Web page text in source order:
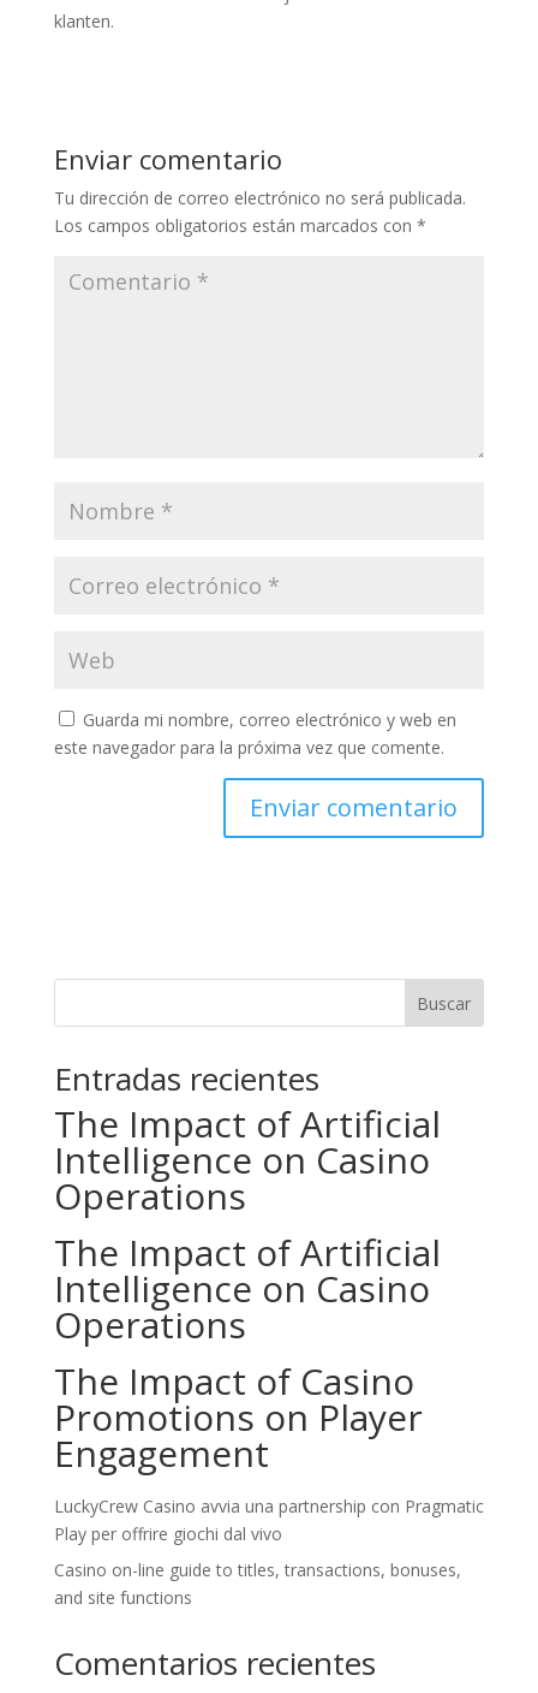
klanten.
Enviar comentario
Tu dirección de correo electrónico no será publicada.
Los campos obligatorios están marcados con *
Guarda mi nombre, correo electrónico y web en
este navegador para la próxima vez que comente.
Buscar
Entradas recientes
The Impact of Artificial
Intelligence on Casino
Operations
The Impact of Artificial
Intelligence on Casino
Operations
The Impact of Casino
Promotions on Player
Engagement
LuckyCrew Casino avvia una partnership con Pragmatic
Play per offrire giochi dal vivo
Casino on-line guide to titles, transactions, bonuses,
and site functions
Comentarios recientes